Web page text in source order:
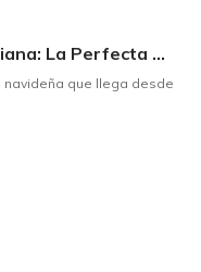
Celebrando la Navidad a la Italiana: La Perfecta Armonía entre Panettone y Espumante
navideña que llega desde